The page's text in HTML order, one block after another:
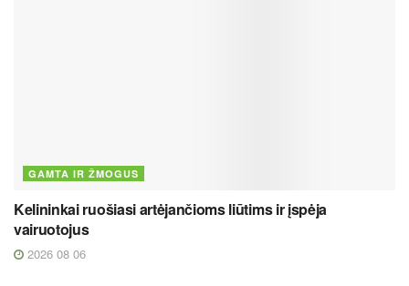
GAMTA IR ŽMOGUS
Kelininkai ruošiasi artėjančioms liūtims ir įspėja
vairuotojus
2026 08 06